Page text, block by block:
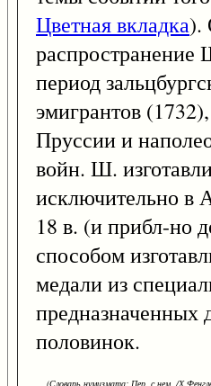
Цветная вкладка).
период
эмигрантов
Пруссии и
войн. Ш.
исключительно в
18 в. (и прибл-но
способом
медали из
предназначенных
половинок.
(Словарь нумизмата: Пер. с нем. /